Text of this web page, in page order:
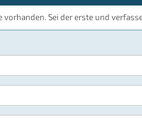
vorhanden. Sei der erste und